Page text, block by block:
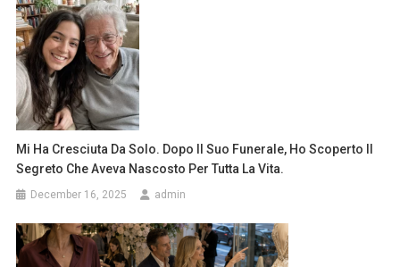
Mi Ha Cresciuta Da Solo. Dopo Il Suo Funerale, Ho Scoperto Il
Segreto Che Aveva Nascosto Per Tutta La Vita.
December 16, 2025 admin